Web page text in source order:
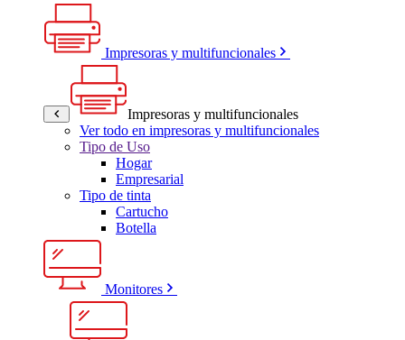
Impresoras y multifuncionales
Impresoras y multifuncionales
Ver todo en impresoras y multifuncionales
Tipo de Uso
Hogar
Empresarial
Tipo de tinta
Cartucho
Botella
Monitores